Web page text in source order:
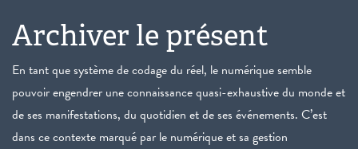
Archiver le présent
En tant que système de codage du réel, le numérique semble
pouvoir engendrer une connaissance quasi-exhaustive du monde et
de ses manifestations, du quotidien et de ses événements. C’est
dans ce contexte marqué par le numérique et sa gestion